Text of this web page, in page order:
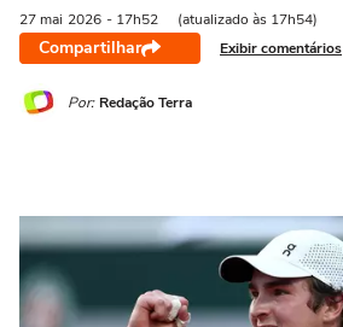
27 mai 2026 - 17h52 (atualizado às 17h54)
Compartilhar Exibir comentários
Por: Redação Terra